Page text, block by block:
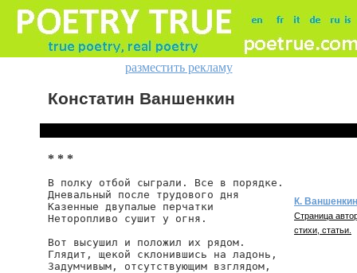
разместить рекламу
Констатин Ваншенкин
* * *
В полку отбой сыграли. Все в порядке.
Дневальный после трудового дня
Казенные двупалые перчатки
Неторопливо сушит у огня.
Вот высушил и положил их рядом.
Глядит, щекой склонившись на ладонь,
Задумчивым, отсутствующим взглядом,
К. Ваншенкин
Страница
стихи, статьи.